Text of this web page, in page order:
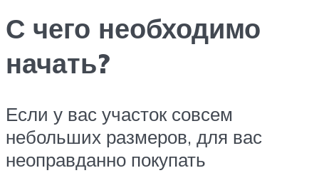
С чего необходимо
начать?
Если у вас участок совсем
небольших размеров, для вас
неоправданно покупать